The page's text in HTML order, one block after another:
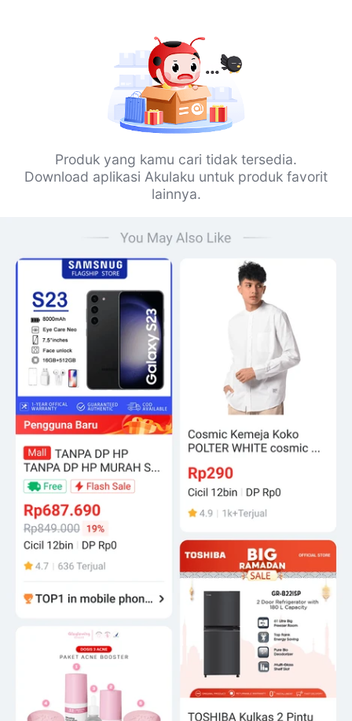
Produk yang kamu cari tidak tersedia.
Download aplikasi Akulaku untuk produk favorit
lainnya.